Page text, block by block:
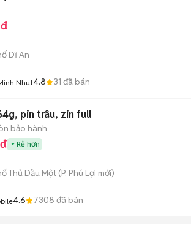
Dĩ An
Nhut4.8 31 đã bán
pin trâu, zin full
bảo hành
Rẻ hơn
Thủ Dầu Một (P. Phú Lợi mới)
4.6 7308 đã bán